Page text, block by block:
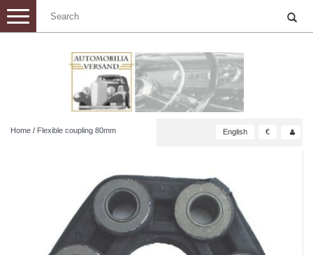
Toggle
navigation
Home / Flexible coupling 80mm English €